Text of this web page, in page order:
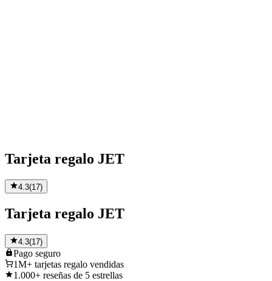
Tarjeta regalo JET
4.3(17)
Tarjeta regalo JET
4.3(17)
Pago seguro
1M+ tarjetas regalo vendidas
1.000+ reseñas de 5 estrellas